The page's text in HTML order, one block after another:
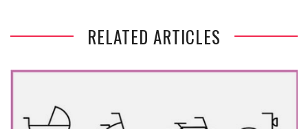
RELATED ARTICLES